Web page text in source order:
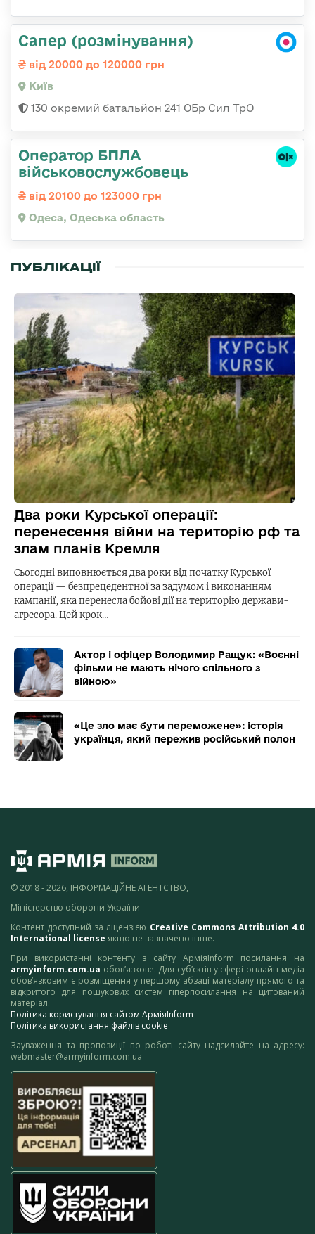
Сапер (розмінування)
від 20000 до 120000 грн
Київ
130 окремий батальйон 241 ОБр Сил ТрО
Оператор БПЛА
військовослужбовець
від 20100 до 123000 грн
Одеса, Одеська область
ПУБЛІКАЦІЇ
Два роки Курської операції:
перенесення війни на територію рф та
злам планів Кремля
Сьогодні виповнюється два роки від початку Курської
операції — безпрецедентної за задумом і виконанням
кампанії, яка перенесла бойові дії на територію держави-
агресора. Цей крок…
Актор і офіцер Володимир Ращук: «Воєнні
фільми не мають нічого спільного з
війною»
«Це зло має бути переможене»: історія
українця, який пережив російський полон
© 2018 - 2026, ІНФОРМАЦІЙНЕ АГЕНТСТВО,
Міністерство оборони України
Контент доступний за ліцензією Creative Commons Attribution 4.0
International license якщо не зазначено інше.
При використанні контенту з сайту АрміяInform посилання на
armyinform.com.ua обов’язкове. Для суб’єктів у сфері онлайн-медіа
обов’язковим є розміщення у першому абзаці матеріалу прямого та
відкритого для пошукових систем гіперпосилання на цитований
матеріал.
Політика користування сайтом АрміяInform
Політика використання файлів cookie
Зауваження та пропозиції по роботі сайту надсилайте на адресу:
webmaster@armyinform.com.ua